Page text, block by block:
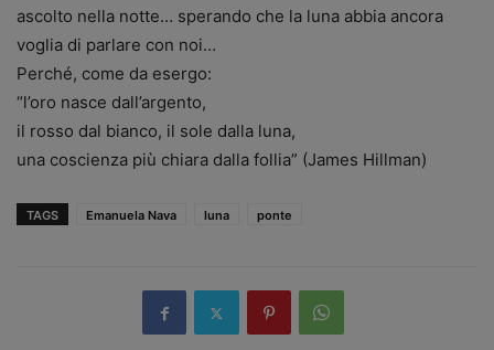
ascolto nella notte… sperando che la luna abbia ancora
voglia di parlare con noi…
Perché, come da esergo:
“l’oro nasce dall’argento,
il rosso dal bianco, il sole dalla luna,
una coscienza più chiara dalla follia” (James Hillman)
TAGS Emanuela Nava luna ponte